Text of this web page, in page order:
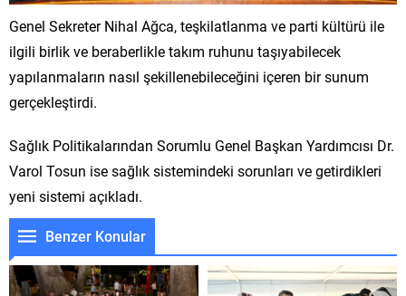
Genel Sekreter Nihal Ağca, teşkilatlanma ve parti kültürü ile
ilgili birlik ve beraberlikle takım ruhunu taşıyabilecek
yapılanmaların nasıl şekillenebileceğini içeren bir sunum
gerçekleştirdi.
Sağlık Politikalarından Sorumlu Genel Başkan Yardımcısı Dr.
Varol Tosun ise sağlık sistemindeki sorunları ve getirdikleri
yeni sistemi açıkladı.
Benzer Konular